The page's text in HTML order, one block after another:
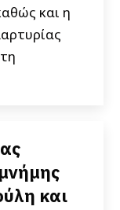
και η
και